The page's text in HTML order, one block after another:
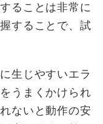
ることは非常に
することで、試
生じやすいエラ
うまくかけられ
ないと動作の安